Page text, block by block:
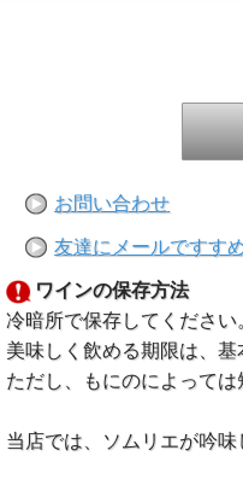
お問い合わせ
友達にメールですす
ワインの保存方法
冷暗所で保存してください
美味しく飲める期限は、基
ただし、もにのによって
当店では、ソムリエが吟